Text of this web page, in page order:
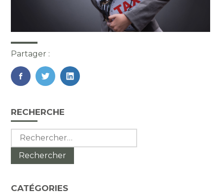
Partager :
FaceBook
TwitterLinkedIn
Blog
sidebar
RECHERCHE
Rechercher :
CATÉGORIES